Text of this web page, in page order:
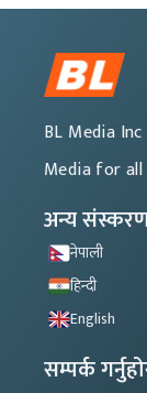
BL Media Inc
Media for
अन्य
नेपाली
हिन्दी
English
सम्पर्क